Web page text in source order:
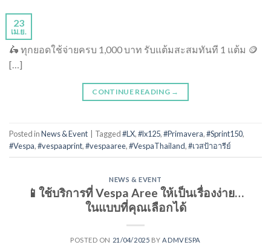
23
เม.ย.
🛵 ทุกยอดใช้จ่ายครบ 1,000 บาท รับแต้มสะสมทันที 1 แต้ม 🪙
[…]
CONTINUE READING →
Posted inNews & Event Tagged#LX,#lx125,#Primavera,#Sprint150,
#Vespa,#vespaaprint,#vespaaree,#VespaThailand,#เวสป้าอารีย์
NEWS & EVENT
📱ใช้บริการที่ Vespa Aree ให้เป็นเรื่องง่าย…
ในแบบที่คุณเลือกได้
POSTED ON 21/04/2025 BYADMVESPA